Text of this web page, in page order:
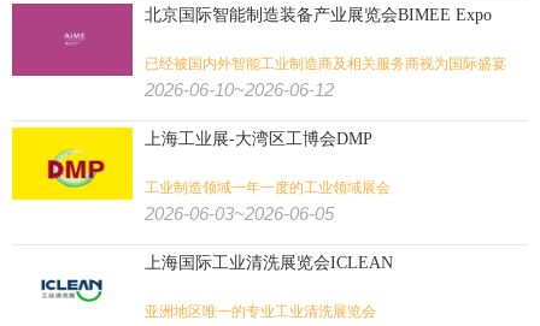
北京国际智能制造装备产业展览会BIMEE Expo
已经被国内外智能工业制造商及相关服务商视为国际盛宴
2026-06-10~2026-06-12
上海工业展-大湾区工博会DMP
工业制造领域一年一度的工业领域展会
2026-06-03~2026-06-05
上海国际工业清洗展览会ICLEAN
亚洲地区唯一的专业工业清洗展览会